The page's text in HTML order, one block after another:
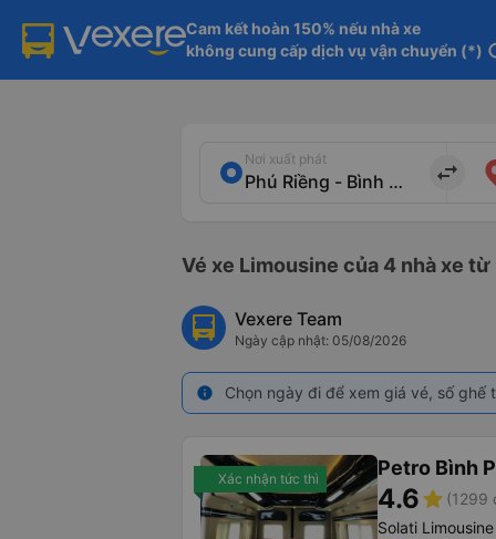
Cam kết hoàn 150% nếu nhà xe
không cung cấp dịch vụ vận chuyển (*)
Nơi xuất phát
import_export
Vé xe Limousine của 4 nhà xe
Vexere Team
Ngày cập nhật: 05/08/2026
info Chọn ngày đi để xem giá vé, số
Xác nhận tức thì Petro Bình
4.6star (1299
Solati